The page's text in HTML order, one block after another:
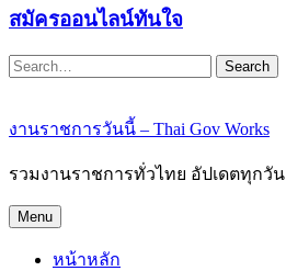
สมัครออนไลน์ทันใจ
Search
งานราชการวันนี้ – Thai Gov Works
รวมงานราชการทั่วไทย อัปเดตทุกวัน
Menu
หน้าหลัก